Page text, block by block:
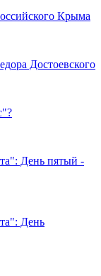
Крыма
Достоевского
День пятый -
День